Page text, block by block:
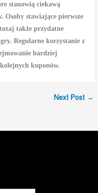
stanowią ciekawą
Osoby stawiające pierwsze
także przydatne
Regularne korzystanie z
bardziej
kuponów.
Next Post →